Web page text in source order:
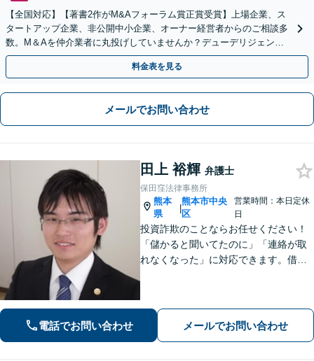
【全国対応】【著書2作がM&Aフォーラム賞正賞受賞】上場企業、ス
タートアップ企業、非公開中小企業、オーナー経営者からのご相談多
数。M＆Aを仲介業者に丸投げしていませんか？デューデリジェンス
や契約書作成・交渉はお任せください【初回無料】
料金表を見る
メールでお問い合わせ
田上 裕輝 弁護士
保田窪法律事務所
熊本
県
|
熊本市中央
区
営業時間：本日定休
日
投資詐欺のことならお任せください！
「儲かると聞いてたのに」「連絡が取
れなくなった」に対応できます。借
電話でお問い合わせ メールでお問い合わせ